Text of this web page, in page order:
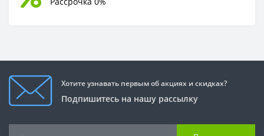
Хотите узнавать первым об акциях и скидках?
Подпишитесь на нашу рассылку